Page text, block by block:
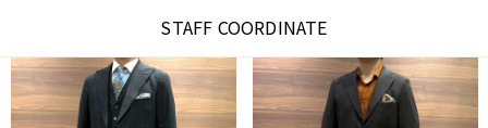
STAFF COORDINATE